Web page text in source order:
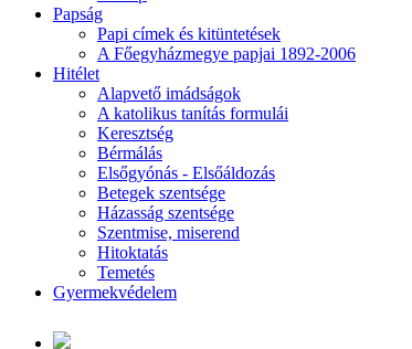
Papság
Papi címek és kitüntetések
A Főegyházmegye papjai 1892-2006
Hitélet
Alapvető imádságok
A katolikus tanítás formulái
Keresztség
Bérmálás
Elsőgyónás - Elsőáldozás
Betegek szentsége
Házasság szentsége
Szentmise, miserend
Hitoktatás
Temetés
Gyermekvédelem